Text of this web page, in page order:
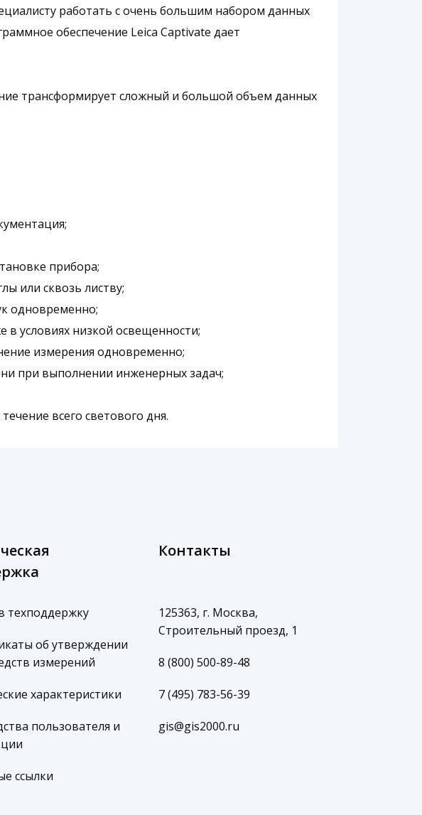
работать с очень большим набором данных
обеспечение Leica Captivate дает
трансформирует сложный и большой объем данных
прибора;
или сквозь листву;
одновременно;
в условиях низкой освещенности;
измерения одновременно;
при выполнении инженерных задач;
всего светового дня.
техподдержку
об утверждении
измерений
характеристики
пользователя и
ссылки
Контакты
125363, г. Москва,
Строительный проезд, 1
8 (800) 500-89-48
7 (495) 783-56-39
gis@gis2000.ru